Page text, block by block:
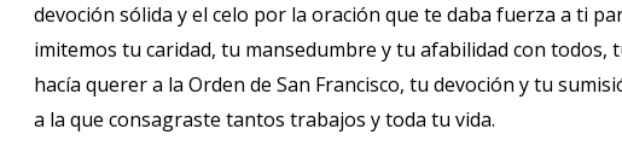
devoción sólida y el celo por la oración que te daba fuerza a ti
imitemos tu caridad, tu mansedumbre y tu afabilidad con
hacía querer a la Orden de San Francisco, tu devoción y tu
a la que consagraste tantos trabajos y toda tu vida.